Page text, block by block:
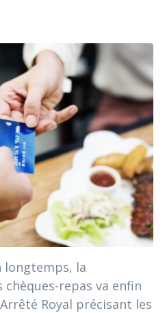
longtemps, la
repas va enfin
Royal précisant les